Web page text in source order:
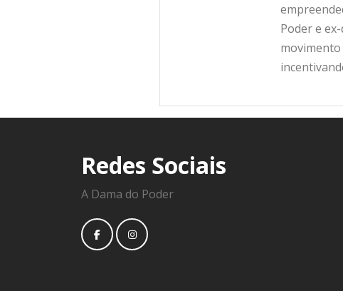
Poder e
Redes Sociais
A Dama do Poder